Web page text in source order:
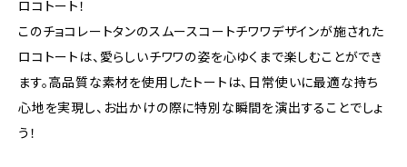
ロコトート！
このチョコレートタンのスムースコートチワワデザインが施された
ロコトートは、愛らしいチワワの姿を心ゆくまで楽しむことができ
ます。高品質な素材を使用したトートは、日常使いに最適な持ち
心地を実現し、お出かけの際に特別な瞬間を演出することでしょ
う！